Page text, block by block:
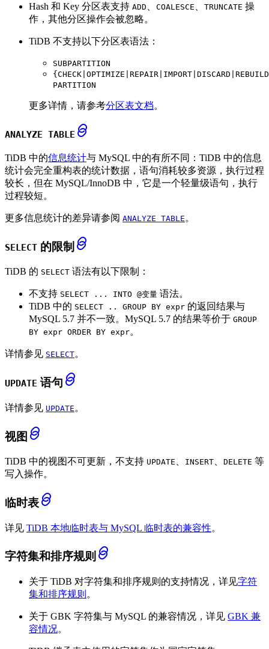
Hash 和 Key 分区表支持 ADD COALESCE TRUNCATE 操
作，其他分区操作会被忽略。
TiDB 不支持以下分区表语法：
SUBPARTITION
PARTITION
更多详情，请参考分区表文档。
ANALYZE TABLE
TiDB 中的信息统计与 MySQL 中的有所不同：TiDB 中的信息
统计会完全重构表的统计数据，语句消耗较多资源，执行过程
较长，但在 MySQL/InnoDB 中，它是一个轻量级语句，执行
过程较短。
更多信息统计的差异请参阅 ANALYZE TABLE 。
SELECT 的限制
TiDB 的 SELECT 语法有以下限制：
不支持 SELECT ... INTO @变量 语法。
TiDB 中的 SELECT .. GROUP BY expr 的返回结果与
MySQL 5.7 并不一致。MySQL 5.7 的结果等价于 GROUP
BY expr ORDER BY expr。
详情参见 SELECT。
UPDATE 语句
详情参见 UPDATE 。
视图
TiDB 中的视图不可更新，不支持 UPDATE INSERT DELETE 等
写入操作。
临时表
详见 TiDB 本地临时表与 MySQL 临时表的兼容性。
字符集和排序规则
关于 TiDB 对字符集和排序规则的支持情况，详见字符
集和排序规则 。
关于 GBK 字符集与 MySQL 的兼容情况，详见 GBK 兼
容情况。